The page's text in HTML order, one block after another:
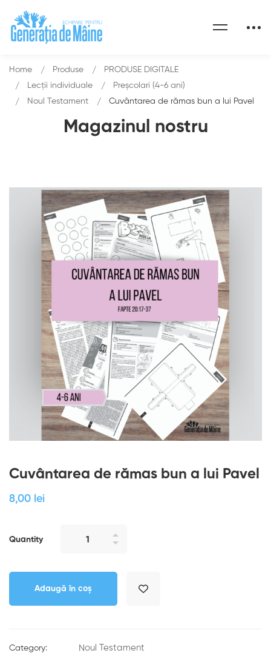
Magazinul nostru
Home Produse
PRODUSE DIGITALE
Lecții individuale
Preșcolari (4-6 ani)
Noul Testament
Cuvântarea de rămas bun a lui Pavel
Cuvântarea de rămas bun a lui Pavel
8,00 lei
Quantity
Adaugă în coș
Category: Noul Testament